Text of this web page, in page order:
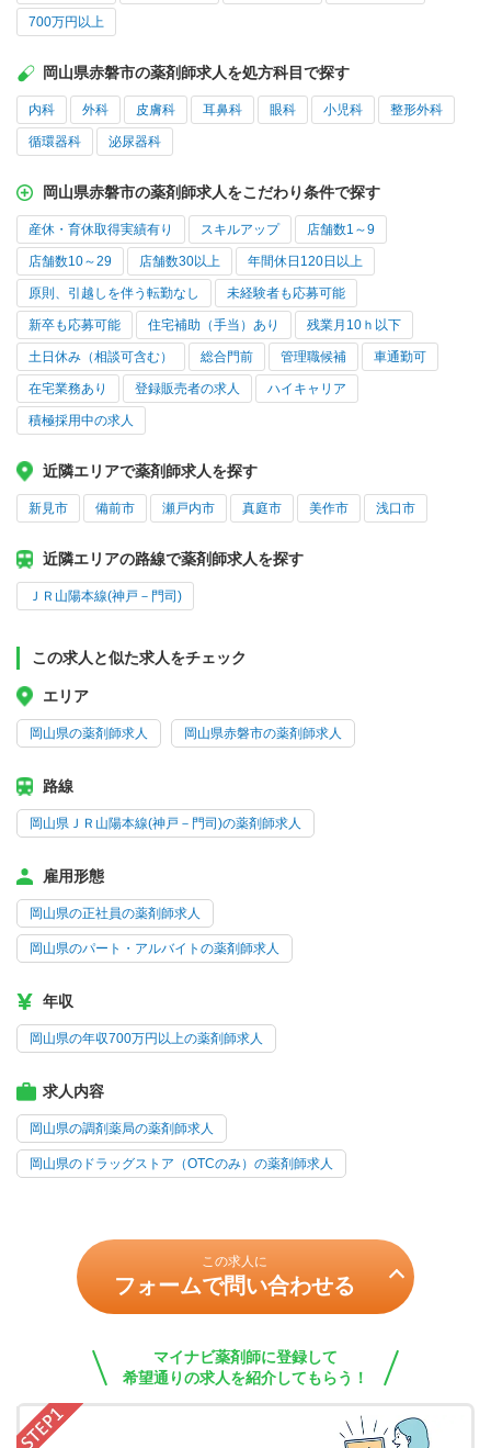
700万円以上
岡山県赤磐市の薬剤師求人を処方科目で探す
内科 外科 皮膚科 耳鼻科 眼科 小児科 整形外科
循環器科 泌尿器科
岡山県赤磐市の薬剤師求人をこだわり条件で探す
産休・育休取得実績有り スキルアップ 店舗数1～9
店舗数10～29 店舗数30以上 年間休日120日以上
原則、引越しを伴う転勤なし 未経験者も応募可能
新卒も応募可能 住宅補助（手当）あり 残業月10ｈ以下
土日休み（相談可含む） 総合門前 管理職候補 車通勤可
在宅業務あり 登録販売者の求人 ハイキャリア
積極採用中の求人
近隣エリアで薬剤師求人を探す
新見市 備前市 瀬戸内市 真庭市 美作市 浅口市
近隣エリアの路線で薬剤師求人を探す
ＪＲ山陽本線(神戸－門司)
この求人と似た求人をチェック
エリア
岡山県の薬剤師求人 岡山県赤磐市の薬剤師求人
路線
岡山県ＪＲ山陽本線(神戸－門司)の薬剤師求人
雇用形態
岡山県の正社員の薬剤師求人
岡山県のパート・アルバイトの薬剤師求人
年収
岡山県の年収700万円以上の薬剤師求人
求人内容
岡山県の調剤薬局の薬剤師求人
岡山県のドラッグストア（OTCのみ）の薬剤師求人
この求人に
フォームで問い合わせる
マイナビ薬剤師に登録して
希望通りの求人を紹介してもらう！